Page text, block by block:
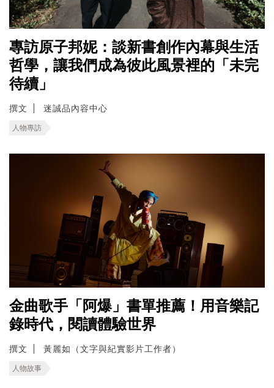
專訪原子邦妮：談新書創作內幕與生活
哲學，讓我們成為彼此風景裡的「未完
待續」
撰文 迷誠品內容中心
人物專訪
金曲歌手「阿爆」書單推薦！用音樂記
錄時代，閱讀體驗世界
撰文 黃麗如（文字與紀實影片工作者）
人物故事